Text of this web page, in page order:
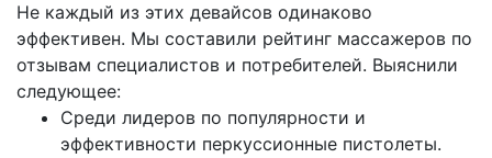
Не каждый из этих девайсов одинаково
эффективен. Мы составили рейтинг массажеров по
отзывам специалистов и потребителей. Выяснили
следующее:
Среди лидеров по популярности и
эффективности перкуссионные пистолеты.